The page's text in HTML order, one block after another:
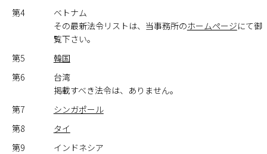
第4
ベトナム
その最新法令リストは、当事務所のホームページにて御
覧下さい。
第5
韓国
第6
台湾
掲載すべき法令は、ありません。
第7
シンガポール
第8
タイ
第9
インドネシア